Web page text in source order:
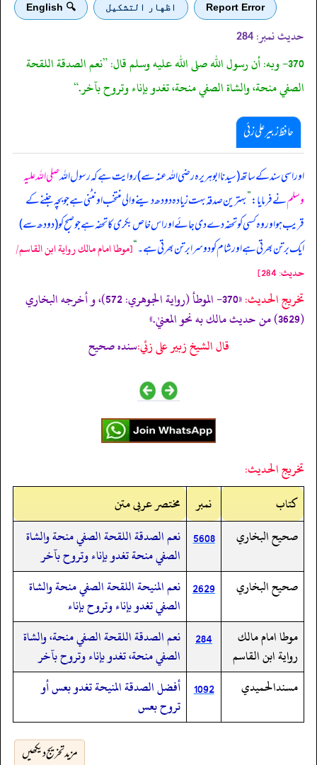
Report Error اظهار التشكيل 🔍 English
حدیث نمبر: 284
370- وبه: أن رسول الله صلى الله عليه وسلم قال: ”نعم الصدقة اللقحة
الصفي منحة، والشاة الصفي منحة، تغدو بإناء وتروح بآخر.“
حافظ زبیر علی زئی
اور اسی سند کے ساتھ (سیدنا ابوہریرہ رضی اللہ عنہ سے) روایت ہے کہ رسول اللہصلی اللہ علیہ
وسلمنے فرمایا:”بہترین صدقہ بہت زیادہ دودھ دینے والی منتخب اونٹنی ہے جو بچہ جننے کے
قریب ہو اور وہ کسی کو تحفہ دے دی جائے اور اس خاص بکری کا تحفہ ہے جو صبح کو (دودھ سے)
ایک برتن بھرتی ہے اور شام کو دوسرا برتن بھرتی ہے۔“[موطا امام مالك رواية ابن القاسم/
حدیث: 284]
تخریج الحدیث:
«370- الموطأ (رواية الجوهري: 572)، و أخرجه البخاري
(3629) من حديث مالك به نحو المعنيٰ.»
قال الشيخ زبير على زئي:سنده صحيح
تخريج الحديث:
کتاب
نمبر
مختصر عربی متن
صحيح البخاري
5608 نعم الصدقة اللقحة الصفي منحة والشاة
الصفي منحة تغدو بإناء وتروح بآخر
صحيح البخاري
2629 نعم المنيحة اللقحة الصفي منحة والشاة
الصفي تغدو بإناء وتروح بإناء
موطا امام مالك
رواية ابن القاسم
284
نعم الصدقة اللقحة الصفي منحة، والشاة
الصفي منحة، تغدو بإناء وتروح بآخر
مسندالحميدي
1092 أفضل الصدقة المنيحة تغدو بعس أو
تروح بعس
مزید تخریج دیکھیں